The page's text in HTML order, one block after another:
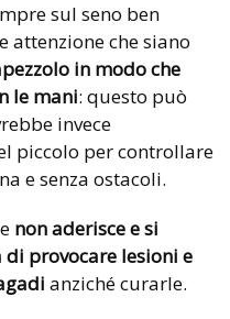
sul seno ben
attenzione che siano
in modo che
le mani: questo può
invece
piccolo per controllare
e senza ostacoli.
non aderisce e si
provocare lesioni e
anziché curarle.